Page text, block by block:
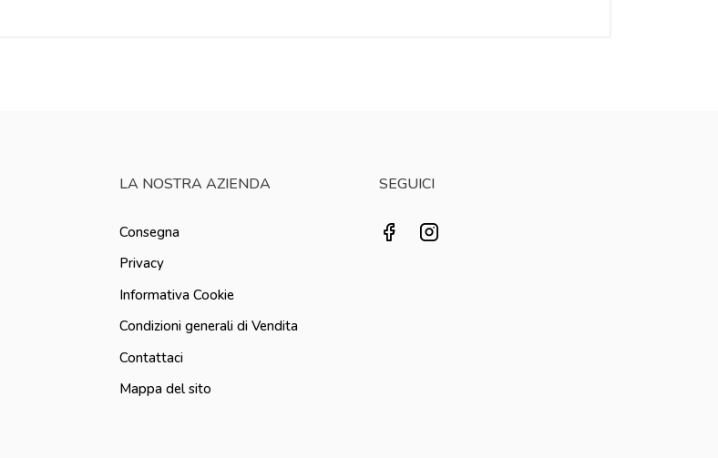
LA NOSTRA AZIENDA
Consegna
Privacy
Informativa Cookie
Condizioni generali di Vendita
Contattaci
Mappa del sito
SEGUICI